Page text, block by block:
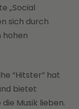
„Social
sich durch
hohen
“Hitster” hat
bietet
Musik lieben.